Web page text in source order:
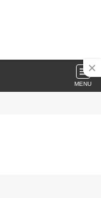
MENU